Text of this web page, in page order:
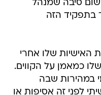
שום סיבה שמנהל
בתפקיד הזה
האישיות שלו אחרי
כמאמן על הקווים.
במהירות שבה
לפני זה אסיפות או